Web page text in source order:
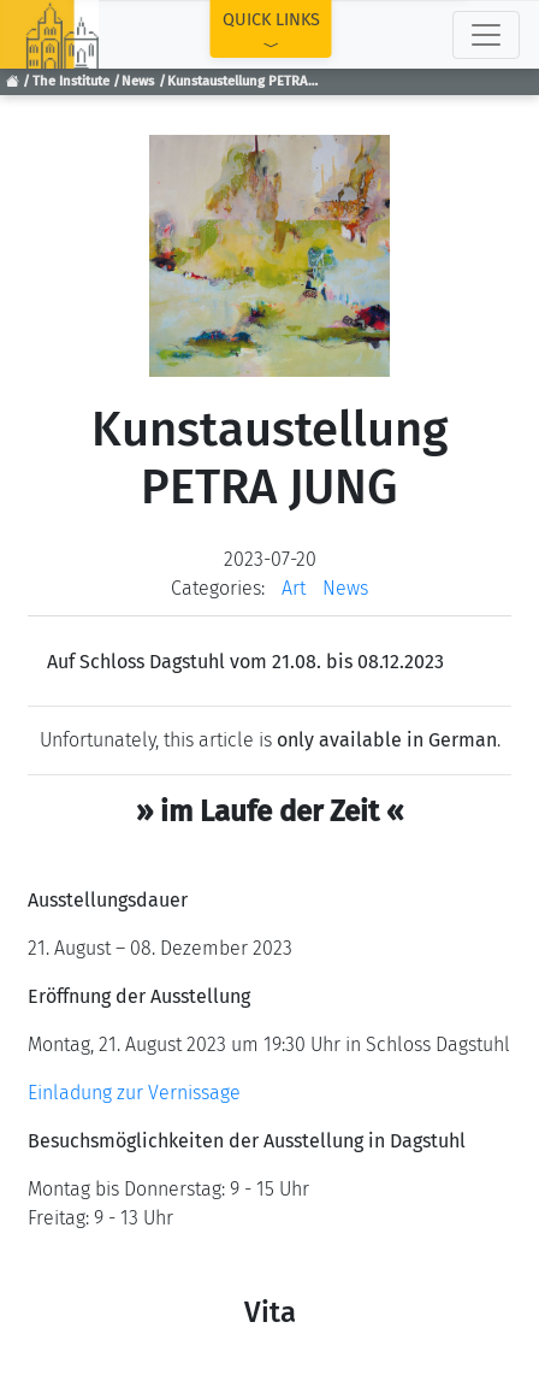
The Institute News Kunstaustellung PETRA JUNG
QUICK LINKS
Kunstaustellung
PETRA JUNG
2023-07-20
Categories:
Art News
Auf Schloss Dagstuhl vom 21.08. bis 08.12.2023
Unfortunately, this article is only available in German.
» im Laufe der Zeit«
Ausstellungsdauer
21. August – 08. Dezember 2023
Eröffnung der Ausstellung
Montag, 21. August 2023 um 19:30 Uhr in Schloss Dagstuhl
Einladung zur Vernissage
Besuchsmöglichkeiten der Ausstellung in Dagstuhl
Montag bis Donnerstag: 9 - 15 Uhr
Freitag: 9 - 13 Uhr
Vita